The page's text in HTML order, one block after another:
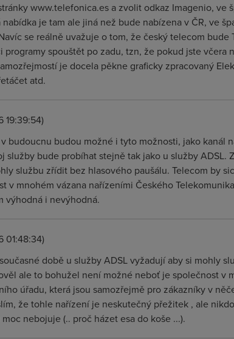
www.telefonica.es a zvolit odkaz Imagenio, ve
nabídka je tam ale jiná než bude nabízena v ČR, ve
se reálně uvažuje o tom, že český telecom
programy spouštět po zadu, tzn, že pokud jste
je docela pěkne graficky zpracovaný
atd.
19:39:54)
budoucnu budou možné i tyto možnosti, jako kanál
služby bude probíhat stejně tak jako u služby ADSL.
službu zřídit bez hlasového paušálu. Telecom by
v mnohém vázana nařízeními Českého
výhodná i nevýhodná.
01:48:34)
době u služby ADSL vyžadují aby si mohly
ale to bohužel není možné neboť je společnost v
úřadu, která jsou samozřejmě pro zákazníky v
že tohle nařízení je neskutečný přežitek , ale
nebojuje (.. proč házet esa do koše ...).